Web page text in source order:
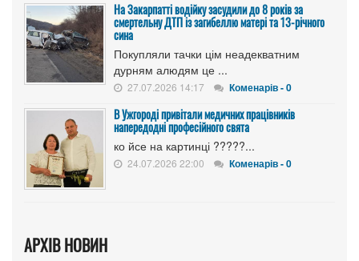
На Закарпатті водійку засудили до 8 років за
смертельну ДТП із загибеллю матері та 13-річного
сина
Покупляли тачки цім неадекватним
дурням алюдям це ...
27.07.2026 14:17 Коменарів - 0
В Ужгороді привітали медичних працівників
напередодні професійного свята
ко йсе на картинці ?????...
24.07.2026 22:00 Коменарів - 0
АРХІВ НОВИН